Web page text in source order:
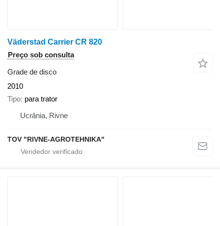
Väderstad Carrier CR 820
Preço sob consulta
Grade de disco
2010
Tipo para trator
Ucrânia, Rivne
TOV "RIVNE-AGROTEHNIKA"